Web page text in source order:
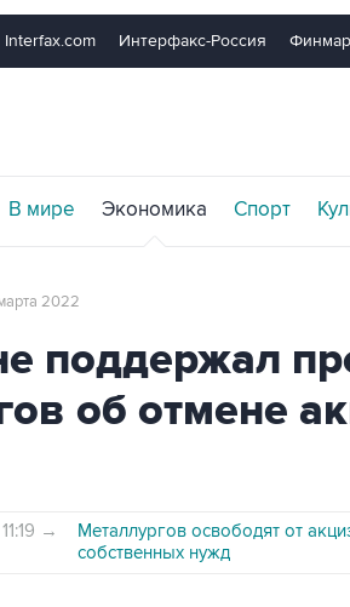
Interfax.com Интерфакс-Россия
В мире Экономика Спорт
2022
поддержал
об отмене
→
Металлургов освободят от
собственных нужд